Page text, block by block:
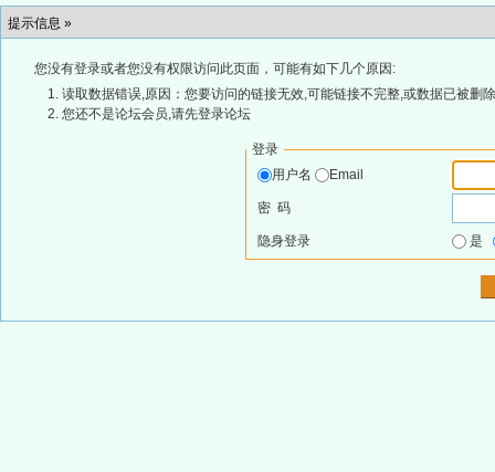
提示信息 »
您没有登录或者您没有权限访问此页面，可能有如下几个原因:
读取数据错误,原因：您要访问的链接无效,可能链接不完整,或数据已被删
您还不是论坛会员,请先登录论坛
登录
用户名
Email
密 码
隐身登录 是